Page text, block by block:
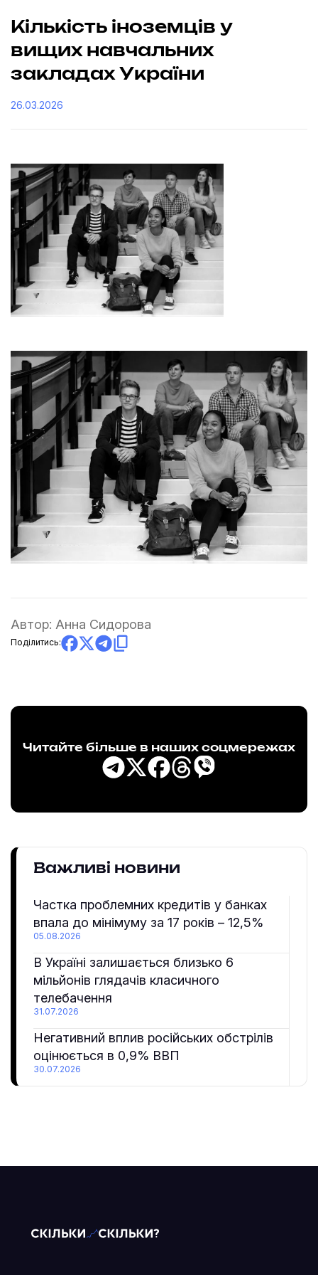
Кількість іноземців у
вищих навчальних
закладах України
26.03.2026
Автор: Анна Сидорова
Поділитись:
Читайте більше в наших соцмережах
Важливі новини
Частка проблемних кредитів у банках
впала до мінімуму за 17 років – 12,5%
05.08.2026
В Україні залишається близько 6
мільйонів глядачів класичного
телебачення
31.07.2026
Негативний вплив російських обстрілів
оцінюється в 0,9% ВВП
30.07.2026